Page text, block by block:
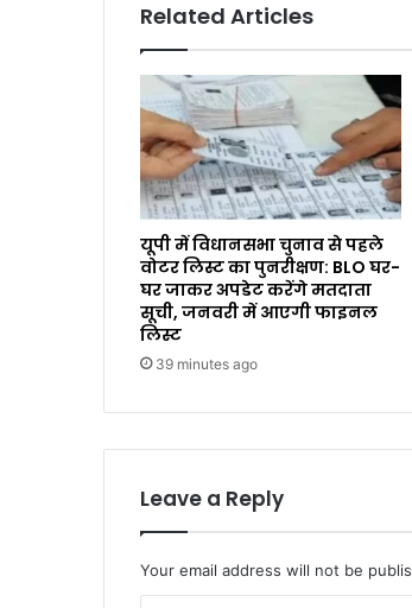
Related Articles
यूपी में विधानसभा चुनाव से पहले
वोटर लिस्ट का पुनरीक्षण: BLO घर-
घर जाकर अपडेट करेंगे मतदाता
सूची, जनवरी में आएगी फाइनल
लिस्ट
39 minutes ago
Leave a Reply
Your email address will not be